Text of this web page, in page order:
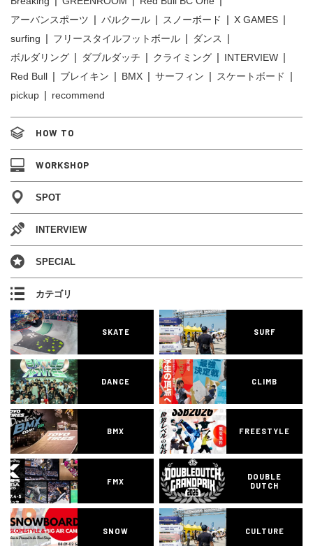
アーバンスポーツ
パルクール スノーボード
X GAMES
surfing
フリースタイルフットボール
ダンス
ボルダリング
ダブルダッチ クライミング
INTERVIEW
Red Bull
ブレイキン BMX サーフィン
スケートボード
pickup
recommend
HOW TO
WORKSHOP
SPOT
INTERVIEW
SPECIAL
カテゴリ
SKATE SURF
DANCE CLIMB
BMX FREESTYLE
FMX
DOUBLE
DUTCH
SNOW CULTURE